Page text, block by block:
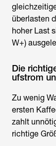
überlasten
hoher Last
W+)
Die
ufstrom
Zu wenig
ersten
zahlt
richtige